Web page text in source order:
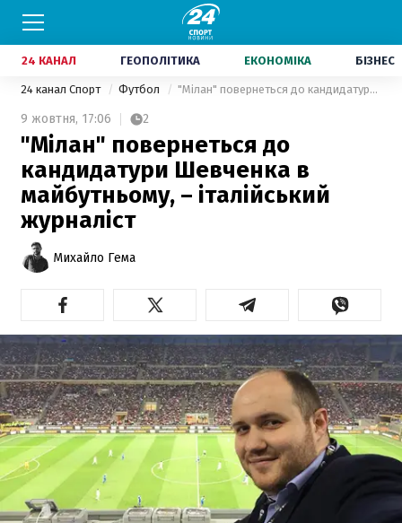
24 КАНАЛ ГЕОПОЛІТИКА ЕКОНОМІКА БІЗНЕС
24 канал Спорт Футбол "Мілан" повернеться до кандидатури Шевченка в майбутньому, – італійський журналіст
9 жовтня, 17:06 2
"Мілан" повернеться до
кандидатури Шевченка в
майбутньому, – італійський
журналіст
Михайло Гема